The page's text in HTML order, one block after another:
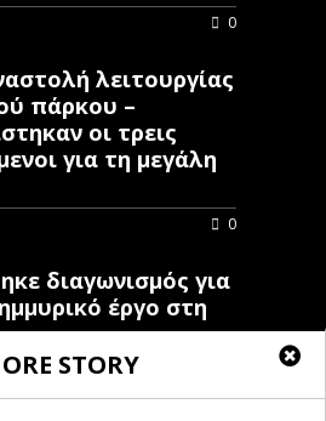
STORY
0
λειτουργίας
πάρκου –
οι τρεις
για τη μεγάλη
0
διαγωνισμός για
έργο στη